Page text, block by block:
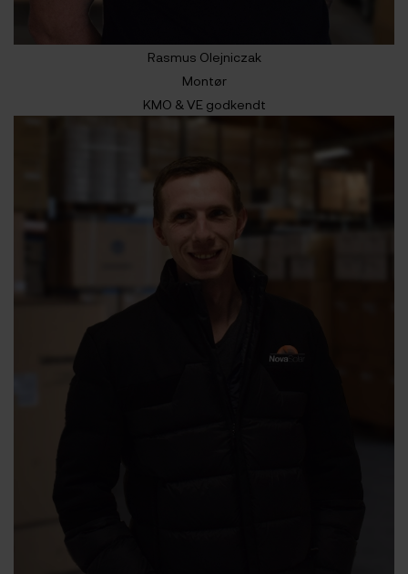
Rasmus Olejniczak
Montør
KMO & VE godkendt